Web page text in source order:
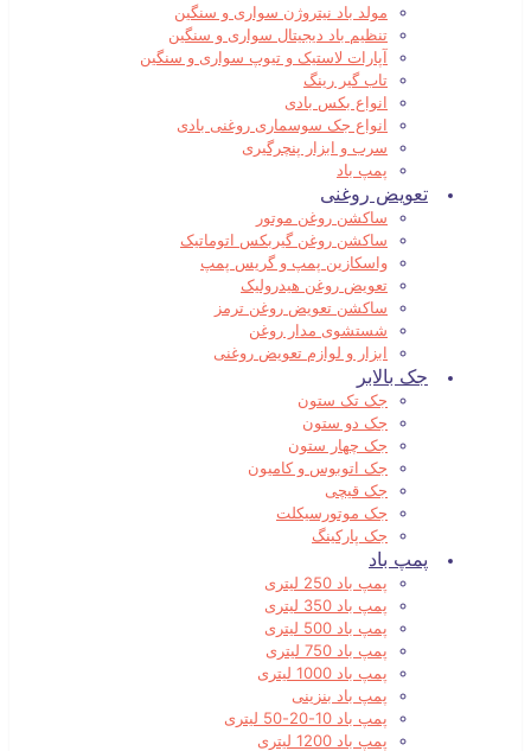
مولد باد نیتروژن سواری و سنگین
تنظیم باد دیجیتال سواری و سنگین
آپارات لاستیک و تیوپ سواری و سنگین
تاب گیر رینگ
انواع بکس بادی
انواع جک سوسماری روغنی بادی
سرب و ابزار پنچرگیری
پمپ باد
تعویض روغنی
ساکشن روغن موتور
ساکشن روغن گیربکس اتوماتیک
واسکازین پمپ و گریس پمپ
تعویض روغن هیدرولیک
ساکشن تعویض روغن ترمز
شستشوی مدار روغن
ابزار و لوازم تعویض روغنی
جک بالابر
جک تک ستون
جک دو ستون
جک چهار ستون
جک اتوبوس و کامیون
جک قیچی
جک موتورسیکلت
جک پارکینگ
پمپ باد
پمپ باد 250 لیتری
پمپ باد 350 لیتری
پمپ باد 500 لیتری
پمپ باد 750 لیتری
پمپ باد 1000 لیتری
پمپ باد بنزینی
پمپ باد 10-20-50 لیتری
پمپ باد 1200 لیتری